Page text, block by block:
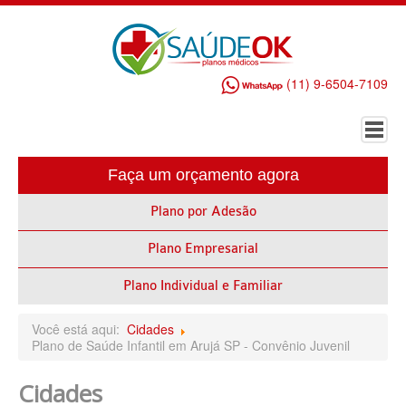
(11) 9-6504-7109
PLANO DE SAÚDE EMPRESARIAL
ALLIANZ PLANO DE SAÚDE EMPRESARIAL
AMEPLAN PLANO DE SAÚDE EMPRESARIAL
BIO SAÚDE PLANO DE SAÚDE EMPRESARIAL
BIOVIDA PLANO DE SAÚDE EMPRESARIAL
Faça um orçamento agora
Plano por Adesão
Plano Empresarial
Plano Individual e Familiar
Você está aqui: Cidades
Plano de Saúde Infantil em Arujá SP - Convênio Juvenil
Cidades